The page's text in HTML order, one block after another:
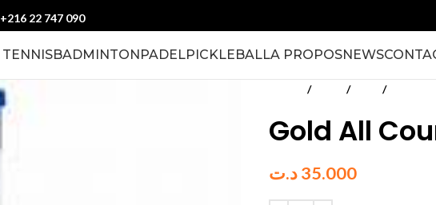
+216 22 747 090
TENNISBADMINTONPADELPICKLEBALLA PROPOSNEWS
Tennis Balles Avec
Gold All
35.000د.ت